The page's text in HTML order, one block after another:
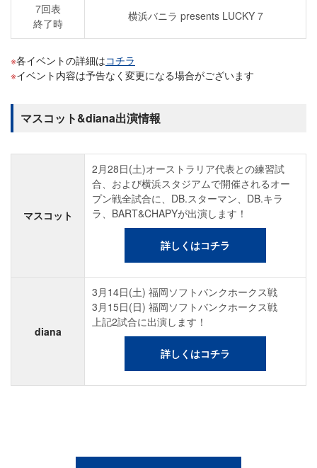
7回表
終了時
横浜バニラ presents LUCKY 7
各イベントの詳細はコチラ
イベント内容は予告なく変更になる場合がございます
マスコット&diana出演情報
マスコット
2月28日(土)オーストラリア代表との練習試
合、および横浜スタジアムで開催されるオー
プン戦全試合に、DB.スターマン、DB.キラ
ラ、BART&CHAPYが出演します！
詳しくはコチラ
diana
3月14日(土) 福岡ソフトバンクホークス戦
3月15日(日) 福岡ソフトバンクホークス戦
上記2試合に出演します！
詳しくはコチラ